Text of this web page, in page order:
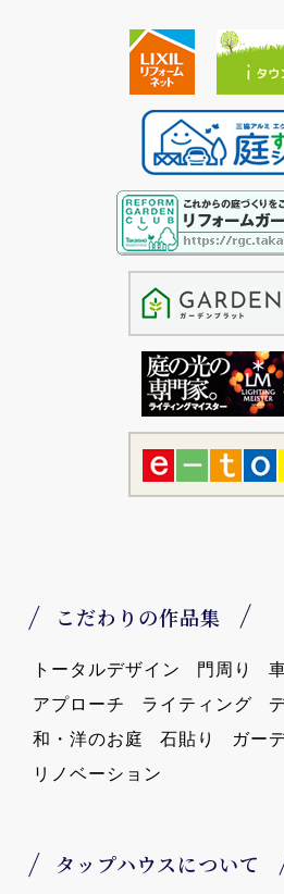
こだわりの作品集
トータルデザイン 門周り
アプローチ
ライティング
和・洋のお庭
石貼り
ガー
リノベーション
タップハウスについて